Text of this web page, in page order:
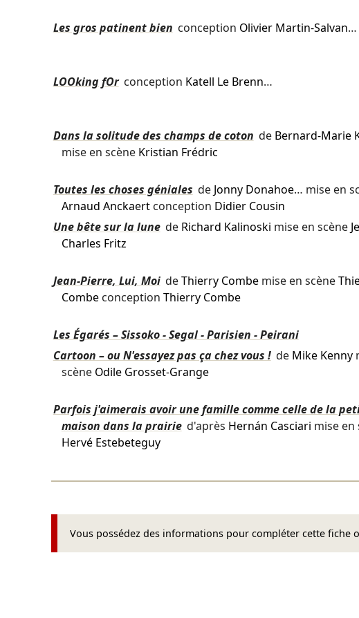
Les gros patinent bien conception Olivier Martin-Salvan…
LOOking fOr conception Katell Le Brenn…
Dans la solitude des champs de coton de Bernard-Marie
mise en scène Kristian Frédric
Toutes les choses géniales de Jonny Donahoe… mise en
Arnaud Anckaertconception Didier Cousin
Une bête sur la lune de Richard Kalinoski mise en scène
Charles Fritz
Jean-Pierre, Lui, Moi deThierry Combemise en scène
Combeconception Thierry Combe
Les Égarés – Sissoko - Segal - Parisien - Peirani
Cartoon – ou N'essayez pas ça chez vous ! de Mike Kenny
scène Odile Grosset-Grange
Parfois j'aimerais avoir une famille comme celle de la
maison dans la prairie d'après Hernán Casciari mise en
Hervé Estebeteguy
Vous possédez des informations pour compléter cette fiche